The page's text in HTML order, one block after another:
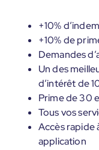
+10%
+10% de
Demandes
Un des
d’intérêt de
Prime de 30
Tous vos
Accès rapide
application